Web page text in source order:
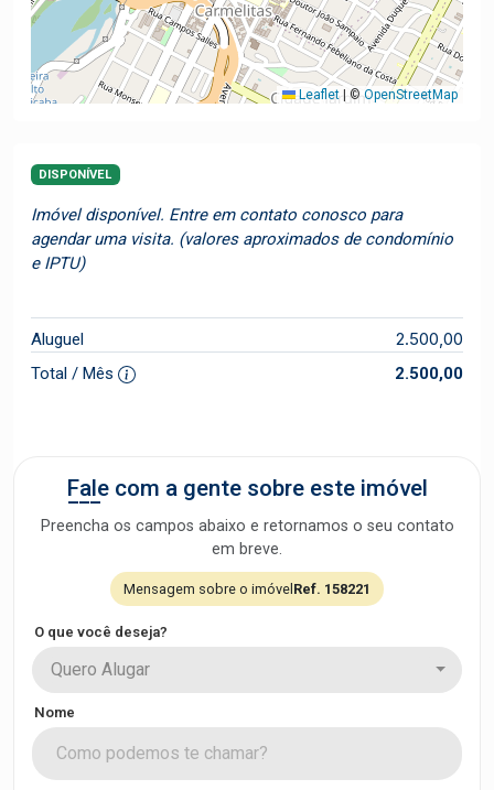
Leaflet ©OpenStreetMap
DISPONÍVEL
Imóvel disponível. Entre em contato conosco para
agendar uma visita. (valores aproximados de condomínio
e IPTU)
Aluguel 2.500,00
Total / Mês 2.500,00
Fale com a gente sobre este imóvel
Preencha os campos abaixo e retornamos o seu contato
em breve.
Mensagem sobre o imóvel Ref. 158221
O que você deseja?
Quero Alugar
Nome